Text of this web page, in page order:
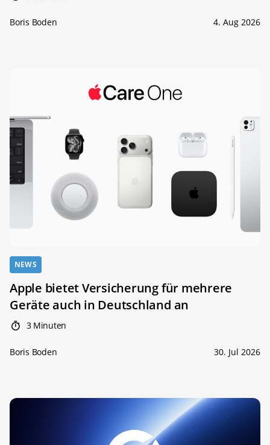
Boris Boden 4. Aug 2026
NEWS
Apple bietet Versicherung für mehrere
Geräte auch in Deutschland an
3 Minuten
Boris Boden 30. Jul 2026